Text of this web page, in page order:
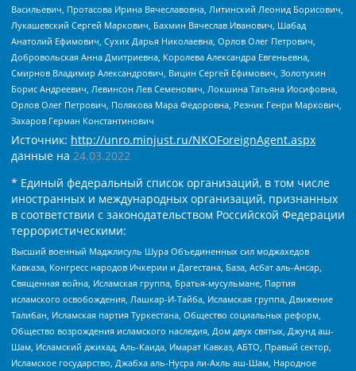
Васильевич, Протасова Ирина Вячеславовна, Литинский Леонид Борисович,
Лукашевский Сергей Маркович, Бахмин Вячеслав Иванович, Шабад
Анатолий Ефимович, Сухих Дарья Николаевна, Орлов Олег Петрович,
Добровольская Анна Дмитриевна, Королева Александра Евгеньевна,
Смирнов Владимир Александрович, Вицин Сергей Ефимович, Золотухин
Борис Андреевич, Левинсон Лев Семенович, Локшина Татьяна Иосифовна,
Орлов Олег Петрович, Полякова Мара Федоровна, Резник Генри Маркович,
Захаров Герман Константинович
Источник: http://unro.minjust.ru/NKOForeignAgent.aspx
данные на 24.03.2022
* Единый федеральный список организаций, в том числе
иностранных и международных организаций, признанных
в соответствии с законодательством Российской Федерации
террористическими:
Высший военный Маджлисуль Шура Объединенных сил моджахедов
Кавказа, Конгресс народов Ичкерии и Дагестана, База, Асбат аль-Ансар,
Священная война, Исламская группа, Братья-мусульмане, Партия
исламского освобождения, Лашкар-И-Тайба, Исламская группа, Движение
Талибан, Исламская партия Туркестана, Общество социальных реформ,
Общество возрождения исламского наследия, Дом двух святых, Джунд аш-
Шам, Исламский джихад, Аль-Каида, Имарат Кавказ, АБТО, Правый сектор,
Исламское государство, Джабха аль-Нусра ли-Ахль аш-Шам, Народное